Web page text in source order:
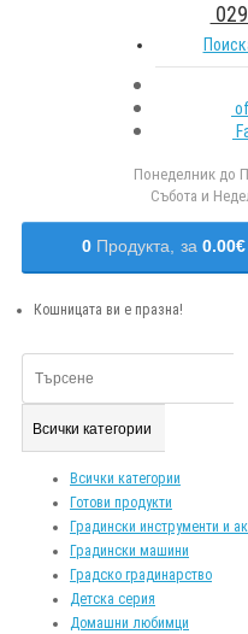
Понеделник до
Събота и
0 Продукта, за
Кошницата ви е празна!
Всички категории
Всички категории
Готови продукти
Градински инструменти и
Градински машини
Градско градинарство
Детска серия
Домашни любимци